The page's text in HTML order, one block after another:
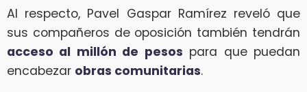
Al respecto, Pavel Gaspar Ramírez reveló que
sus compañeros de oposición también tendrán
acceso al millón de pesos para que puedan
encabezar obras comunitarias.